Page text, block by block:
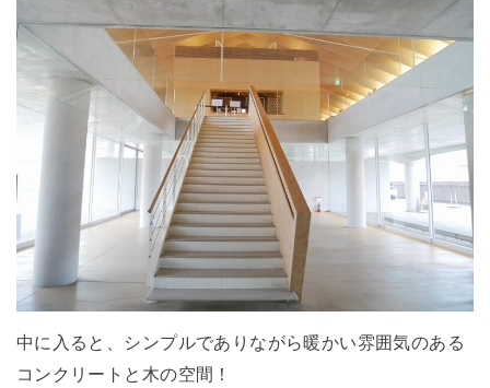
中に入ると、シンプルでありながら暖かい雰囲気のある
コンクリートと木の空間！